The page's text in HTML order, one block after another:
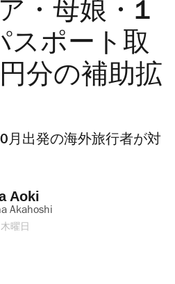
・母娘・1
スポート取
分の補助拡
出発の海外旅行者が対
Aoki
Akahoshi
曜日